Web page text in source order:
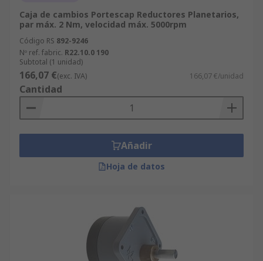
Caja de cambios Portescap Reductores Planetarios,
par máx. 2 Nm, velocidad máx. 5000rpm
Código RS 892-9246
Nº ref. fabric. R22.10.0 190
Subtotal (1 unidad)
166,07 €(exc. IVA) 166,07 €/unidad
Cantidad
Añadir
Hoja de datos